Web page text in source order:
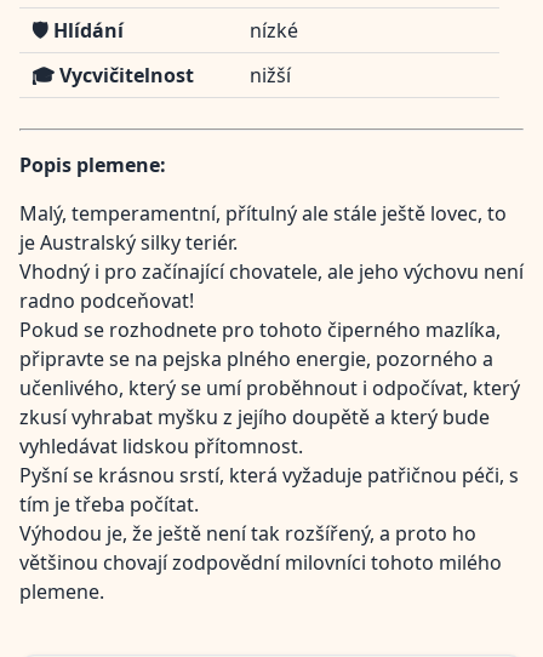
🛡️ Hlídání
nízké
🎓 Vycvičitelnost
nižší
Popis plemene:
Malý, temperamentní, přítulný ale stále ještě lovec, to
je Australský silky teriér.
Vhodný i pro začínající chovatele, ale jeho výchovu není
radno podceňovat!
Pokud se rozhodnete pro tohoto čiperného mazlíka,
připravte se na pejska plného energie, pozorného a
učenlivého, který se umí proběhnout i odpočívat, který
zkusí vyhrabat myšku z jejího doupětě a který bude
vyhledávat lidskou přítomnost.
Pyšní se krásnou srstí, která vyžaduje patřičnou péči, s
tím je třeba počítat.
Výhodou je, že ještě není tak rozšířený, a proto ho
většinou chovají zodpovědní milovníci tohoto milého
plemene.